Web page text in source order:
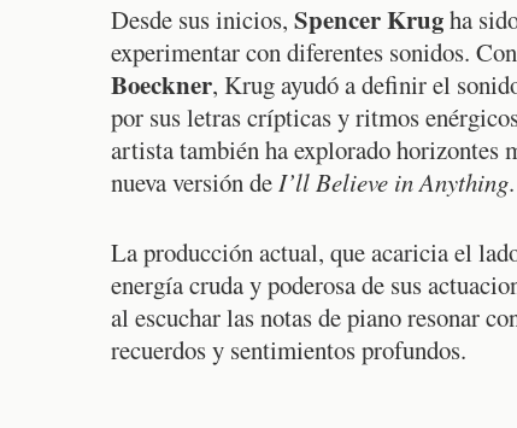
Desde sus inicios, Spencer Krugha
experimentar con diferentes sonidos. Con
Boeckner, Krug ayudó a definir el
por sus letras crípticas y ritmos
artista también ha explorado horizontes
nueva versión deI’ll Believe in Anything.
La producción actual, que acaricia el
energía cruda y poderosa de sus
al escuchar las notas de piano resonar
recuerdos y sentimientos profundos.